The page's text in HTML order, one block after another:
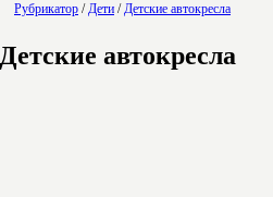
Рубрикатор /Дети /Детские автокресла
Детские автокресла